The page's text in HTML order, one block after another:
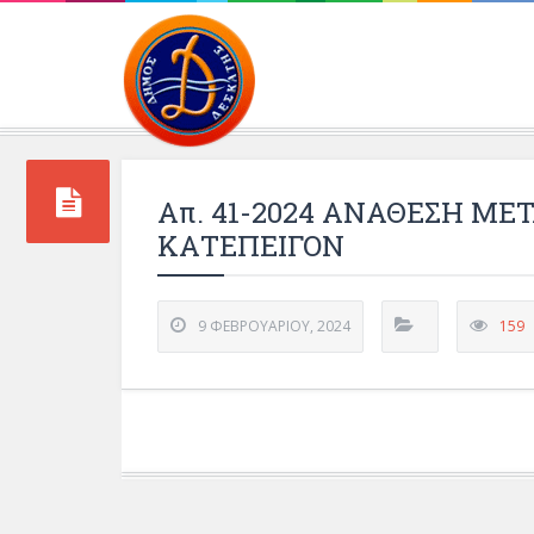
Απ. 41-2024 ΑΝΑΘΕΣΗ
ΚΑΤΕΠΕΙΓΟΝ
9 ΦΕΒΡΟΥΑΡΊΟΥ, 2024 159